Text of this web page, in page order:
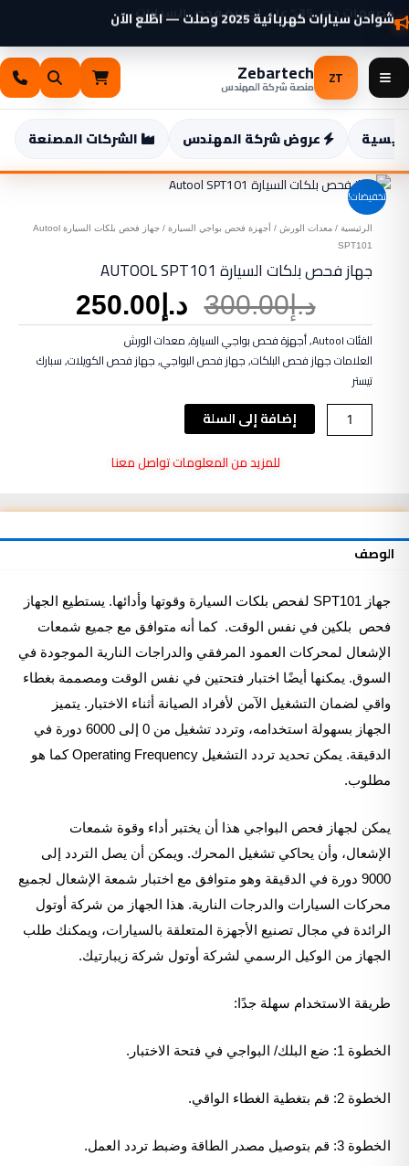
تخطي
إلى
المحتوى
شواحن سيارات كهربائية 2025 وصلت — اطّلع الآن
ZT
Zebartech
منصة شركة المهندس
عروض شركة المهندس الشركات المصنعة
الرئيسية / معدات الورش / أجهزة فحص بواجي السيارة
/ جهاز فحص بلكات السيارة Autool
SPT101
جهاز فحص بلكات السيارة AUTOOL SPT101
د.إ300.00 السعر
الأصلي
هو:
د.إ300.00.
د.إ 250.00
الحالي
د.إ250.00.
الفئاتAutool
,أجهزة فحص بواجي السيارة,معدات الورش
العلاماتجهاز فحص البلكات,جهاز فحص البواجي,جهاز فحص الكويلات,سبارك
تيستر
كمية
جهاز
Autool
SPT101
إضافة إلى السلة
للمزيد من المعلومات تواصل معنا
تخفيضات!
الوصف
جهاز SPT101 لفحص بلكات السيارة وقوتها وأدائها. يستطيع الجهاز
فحص بلكين في نفس الوقت. كما أنه متوافق مع جميع شمعات
الإشعال لمحركات العمود المرفقي والدراجات النارية الموجودة في
السوق. يمكنها أيضًا اختبار فتحتين في نفس الوقت ومصممة بغطاء
واقي لضمان التشغيل الآمن لأفراد الصيانة أثناء الاختبار. يتميز
الجهاز بسهولة استخدامه، وتردد تشغيل من 0 إلى 6000 دورة في
الدقيقة. يمكن تحديد تردد التشغيل Operating Frequency كما هو
مطلوب.
يمكن لجهاز فحص البواجي هذا أن يختبر أداء وقوة شمعات
الإشعال، وأن يحاكي تشغيل المحرك. ويمكن أن يصل التردد إلى
9000 دورة في الدقيقة وهو متوافق مع اختبار شمعة الإشعال لجميع
محركات السيارات والدرجات النارية. هذا الجهاز من شركة أوتول
الرائدة في مجال تصنيع الأجهزة المتعلقة بالسيارات، ويمكنك طلب
الجهاز من الوكيل الرسمي لشركة أوتول شركة زيبارتيك.
طريقة الاستخدام سهلة جدًا:
الخطوة 1: ضع البلك/ البواجي في فتحة الاختبار.
الخطوة 2: قم بتغطية الغطاء الواقي.
الخطوة 3: قم بتوصيل مصدر الطاقة وضبط تردد العمل.
بلكات
السيارة
Autool
SPT101